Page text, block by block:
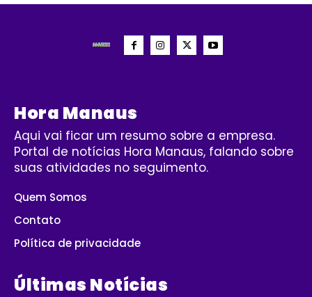
Hora Manaus
Aqui vai ficar um resumo sobre a empresa.
Portal de notícias Hora Manaus, falando sobre
suas atividades no seguimento.
Quem Somos
Contato
Política de privacidade
Últimas Notícias